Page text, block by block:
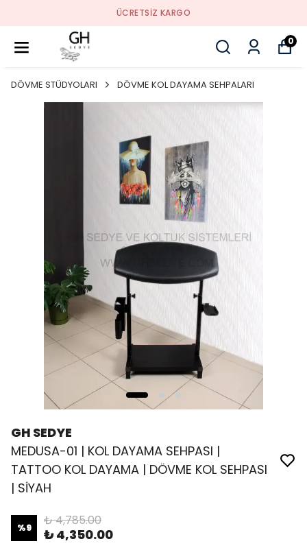
ÜCRETSIZ KARGO
0
DÖVME STÜDYOLARI DÖVME KOL DAYAMA SEHPALARI
GH SEDYE
MEDUSA-01 | KOL DAYAMA SEHPASI |
TATTOO KOL DAYAMA | DÖVME KOL SEHPASI
| SİYAH
%9 ₺ 4,785.00
₺ 4,350.00